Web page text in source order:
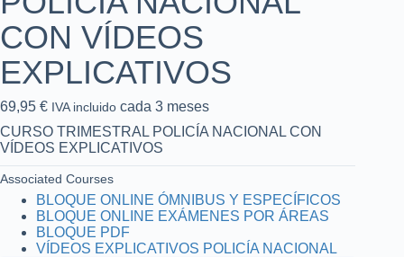
CON VÍDEOS
EXPLICATIVOS
69,95 € IVA incluido cada 3 meses
CURSO TRIMESTRAL POLICÍA NACIONAL CON
VÍDEOS EXPLICATIVOS
Associated Courses
BLOQUE ONLINE ÓMNIBUS Y ESPECÍFICOS
BLOQUE ONLINE EXÁMENES POR ÁREAS
BLOQUE PDF
VÍDEOS EXPLICATIVOS POLICÍA NACIONAL